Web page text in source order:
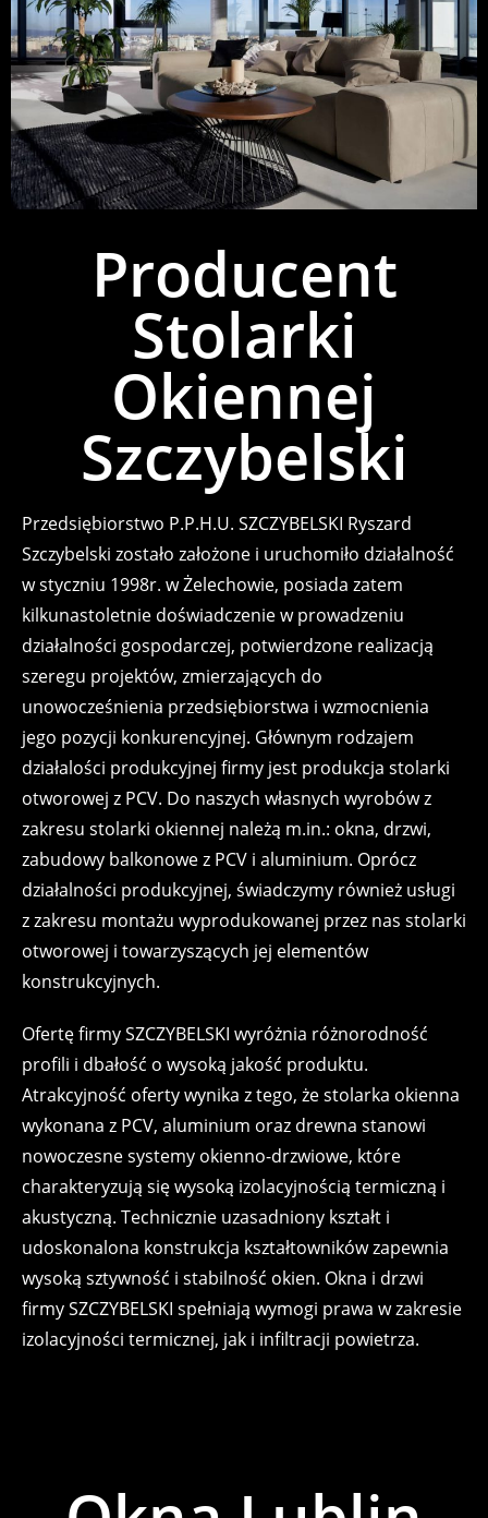
Producent
Stolarki
Okiennej
Szczybelski
Przedsiębiorstwo P.P.H.U. SZCZYBELSKI Ryszard
Szczybelski zostało założone i uruchomiło działalność
w styczniu 1998r. w Żelechowie, posiada zatem
kilkunastoletnie doświadczenie w prowadzeniu
działalności gospodarczej, potwierdzone realizacją
szeregu projektów, zmierzających do
unowocześnienia przedsiębiorstwa i wzmocnienia
jego pozycji konkurencyjnej. Głównym rodzajem
działalości produkcyjnej firmy jest produkcja stolarki
otworowej z PCV. Do naszych własnych wyrobów z
zakresu stolarki okiennej należą m.in.: okna, drzwi,
zabudowy balkonowe z PCV i aluminium. Oprócz
działalności produkcyjnej, świadczymy również usługi
z zakresu montażu wyprodukowanej przez nas stolarki
otworowej i towarzyszących jej elementów
konstrukcyjnych.
Ofertę firmy SZCZYBELSKI wyróżnia różnorodność
profili i dbałość o wysoką jakość produktu.
Atrakcyjność oferty wynika z tego, że stolarka okienna
wykonana z PCV, aluminium oraz drewna stanowi
nowoczesne systemy okienno-drzwiowe, które
charakteryzują się wysoką izolacyjnością termiczną i
akustyczną. Technicznie uzasadniony kształt i
udoskonalona konstrukcja kształtowników zapewnia
wysoką sztywność i stabilność okien. Okna i drzwi
firmy SZCZYBELSKI spełniają wymogi prawa w zakresie
izolacyjności termicznej, jak i infiltracji powietrza.